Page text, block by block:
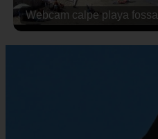
Webcam calpe playa fossa